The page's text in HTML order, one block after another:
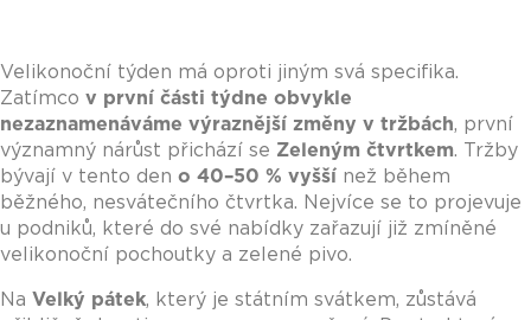
Velikonoční týden má oproti jiným svá specifika.
Zatímco v první části týdne obvykle
nezaznamenáváme výraznější změny v tržbách, první
významný nárůst přichází se Zeleným čtvrtkem. Tržby
bývají v tento den o 40–50 % vyšší než během
běžného, nesvátečního čtvrtka. Nejvíce se to projevuje
u podniků, které do své nabídky zařazují již zmíněné
velikonoční pochoutky a zelené pivo.
Na Velký pátek, který je státním svátkem, zůstává